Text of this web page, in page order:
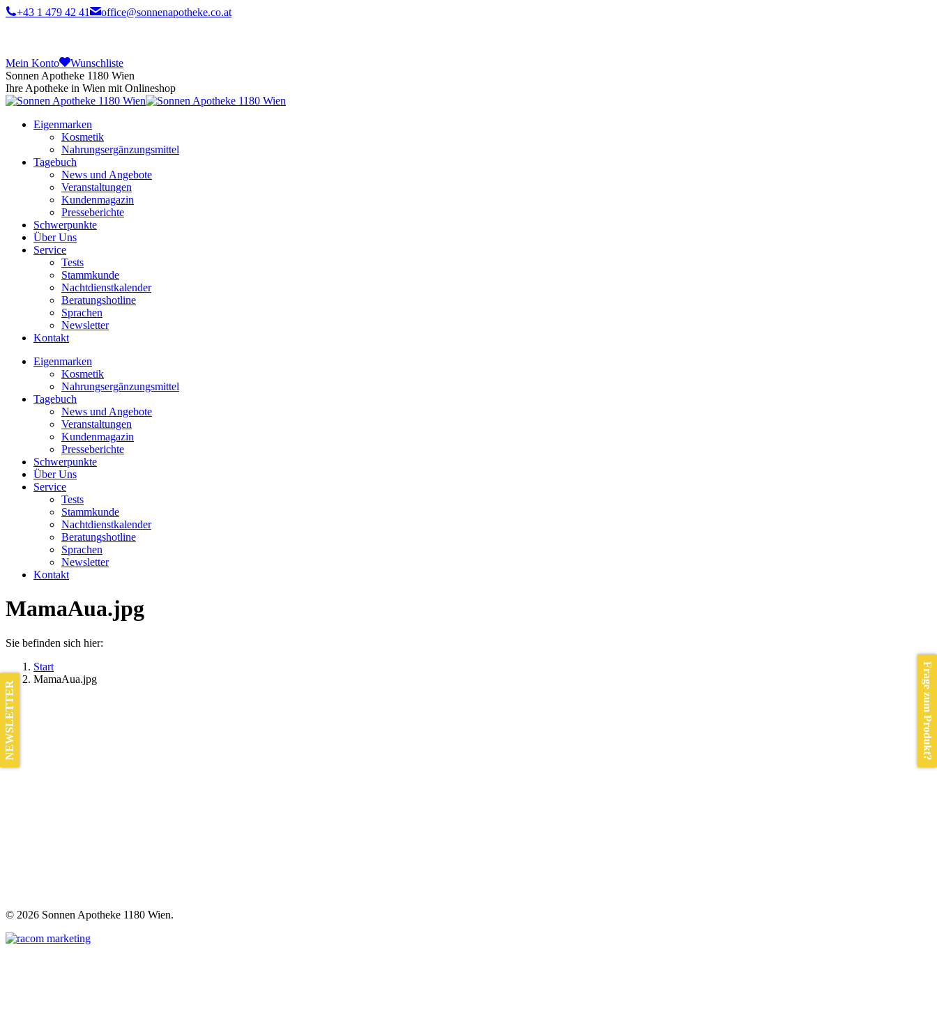
+43 1 479 42 41 office@sonnenapotheke.co.at
Mein Konto
Wunschliste
Sonnen Apotheke 1180 Wien
Ihre Apotheke in Wien mit Onlineshop
Eigenmarken
Kosmetik
Nahrungsergänzungsmittel
Tagebuch
News und Angebote
Veranstaltungen
Kundenmagazin
Presseberichte
Schwerpunkte
Über Uns
Service
Tests
Stammkunde
Nachtdienstkalender
Beratungshotline
Sprachen
Newsletter
Kontakt
Eigenmarken
Kosmetik
Nahrungsergänzungsmittel
Tagebuch
News und Angebote
Veranstaltungen
Kundenmagazin
Presseberichte
Schwerpunkte
Über Uns
Service
Tests
Stammkunde
Nachtdienstkalender
Beratungshotline
Sprachen
Newsletter
Kontakt
MamaAua.jpg
Sie befinden sich hier:
Start
MamaAua.jpg
© 2026 Sonnen Apotheke 1180 Wien.
Frage zum Produkt?
NEWSLETTER